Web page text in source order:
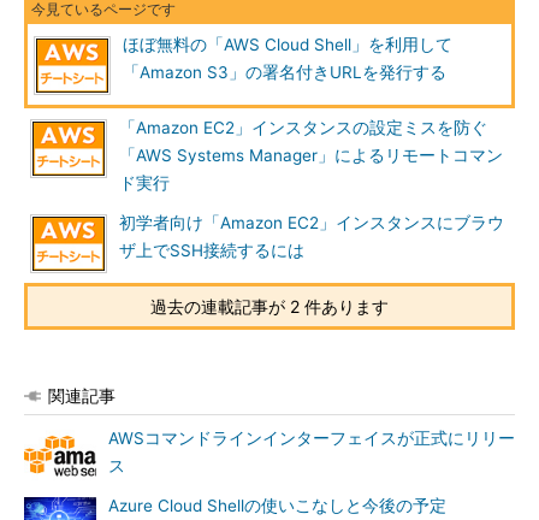
ほぼ無料の「AWS Cloud Shell」を利用して
「Amazon S3」の署名付きURLを発行する
「Amazon EC2」インスタンスの設定ミスを防ぐ
「AWS Systems Manager」によるリモートコマン
ド実行
初学者向け「Amazon EC2」インスタンスにブラウ
ザ上でSSH接続するには
過去の連載記事が 2 件あります
関連記事
AWSコマンドラインインターフェイスが正式にリリー
ス
Azure Cloud Shellの使いこなしと今後の予定